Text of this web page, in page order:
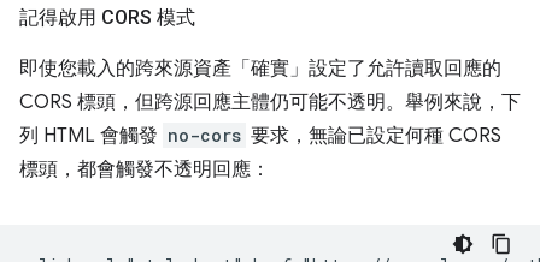
記得啟用 CORS 模式
即使您載入的跨來源資產「確實」 設定了允許讀取回應的
CORS 標頭，但跨源回應主體仍可能不透明。舉例來說，下
列 HTML 會觸發 no-cors 要求，無論已設定何種 CORS
標頭，都會觸發不透明回應：